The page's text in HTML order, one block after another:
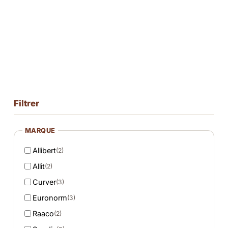
Filtrer
MARQUE
Allibert(2)
Allit(2)
Curver(3)
Euronorm(3)
Raaco(2)